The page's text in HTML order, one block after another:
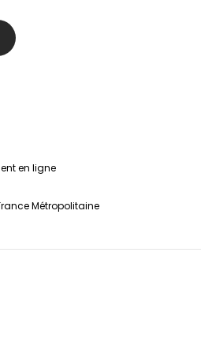
en ligne
Métropolitaine